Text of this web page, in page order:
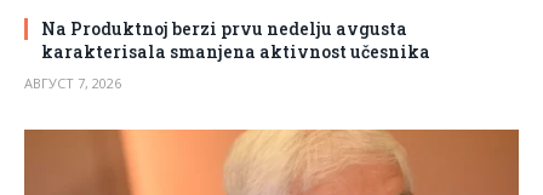
Na Produktnoj berzi prvu nedelju avgusta
karakterisala smanjena aktivnost učesnika
АВГУСТ 7, 2026